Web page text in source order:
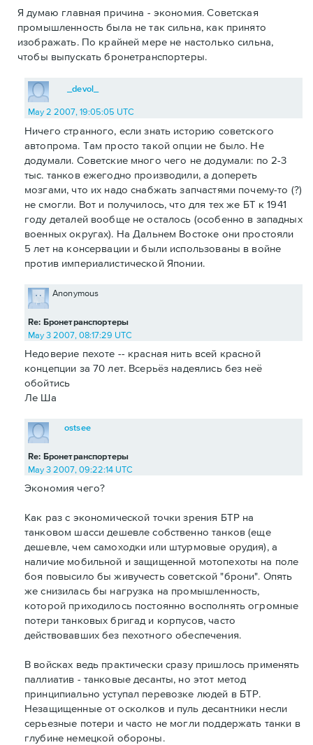
Я думаю главная причина - экономия. Советская
промышленность была не так сильна, как принято
изображать. По крайней мере не настолько сильна,
чтобы выпускать бронетранспортеры.
_devol_
May 2 2007, 19:05:05 UTC
Ничего странного, если знать историю советского
автопрома. Там просто такой опции не было. Не
додумали. Советские много чего не додумали: по 2-3
тыс. танков ежегодно производили, а допереть
мозгами, что их надо снабжать запчастями почему-то (?)
не смогли. Вот и получилось, что для тех же БТ к 1941
году деталей вообще не осталось (особенно в западных
военных округах). На Дальнем Востоке они простояли
5 лет на консервации и были использованы в войне
против империалистической Японии.
Re: Бронетранспортеры
Anonymous
May 3 2007, 08:17:29 UTC
Недоверие пехоте -- красная нить всей красной
концепции за 70 лет. Всерьёз надеялись без неё
обойтись
Ле Ша
Re: Бронетранспортеры
ostsee
May 3 2007, 09:22:14 UTC
Экономия чего?
Как раз с экономической точки зрения БТР на
танковом шасси дешевле собственно танков (еще
дешевле, чем самоходки или штурмовые орудия), а
наличие мобильной и защищенной мотопехоты на поле
боя повысило бы живучесть советской "брони". Опять
же снизилась бы нагрузка на промышленность,
которой приходилось постоянно восполнять огромные
потери танковых бригад и корпусов, часто
действовавших без пехотного обеспечения.
В войсках ведь практически сразу пришлось применять
паллиатив - танковые десанты, но этот метод
принципиально уступал перевозке людей в БТР.
Незащищенные от осколков и пуль десантники несли
серьезные потери и часто не могли поддержать танки в
глубине немецкой обороны.